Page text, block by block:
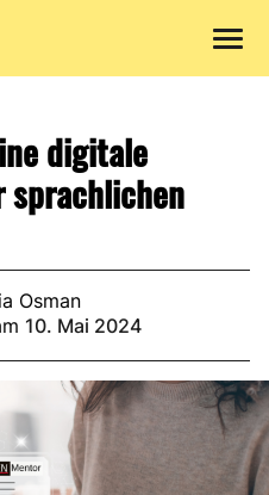
digitale
sprachlichen
Osman
10. Mai 2024